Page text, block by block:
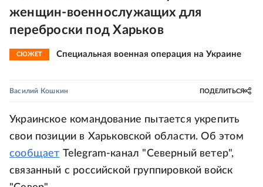
женщин-военнослужащих для
переброски под Харьков
СЮЖЕТ Специальная военная операция на Украине
Василий Кошкин ПОДЕЛИТЬСЯ
Украинское командование пытается укрепить
свои позиции в Харьковской области. Об этом
сообщает Telegram-канал "Северный ветер",
связанный с российской группировкой войск